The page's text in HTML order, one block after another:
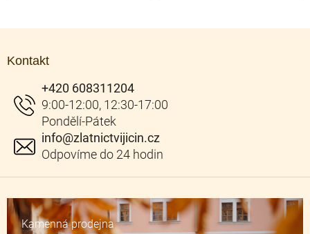
Kontakt
info@zlatnictvijicin.cz
+420 608311204
Kamenná prodejna